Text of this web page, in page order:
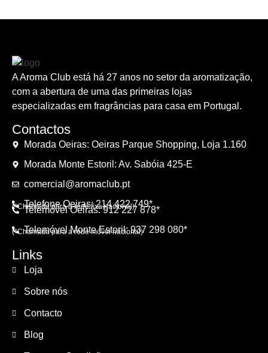
A Aroma Club está há 27 anos no setor da aromatização,
com a abertura de uma das primeiras lojas
especializadas em fragrâncias para casa em Portugal.
Contactos
Morada Oeiras: Oeiras Parque Shopping, Loja 1.160
Morada Monte Estoril: Av. Sabóia 425-E
comercial@aromaclub.pt
Telefone Oeiras: 214 422 749*
(*Chamada para a rede fixa nacional)
Telemóvel Oeiras: 912 227 878*
Telemóvel Monte Estoril: 937 298 080*
(*Chamada para a rede móvel nacional)
Links
Loja
Sobre nós
Contacto
Blog